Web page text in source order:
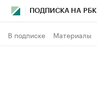
ПОДПИСКА НА РБК
В подписке Материалы